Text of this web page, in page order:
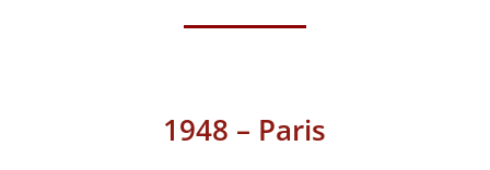
1948 – Paris